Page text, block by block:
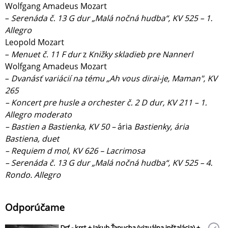
Wolfgang Amadeus Mozart
– Serenáda č. 13 G dur „Malá nočná hudba“, KV 525 – 1.
Allegro
Leopold Mozart
– Menuet č. 11 F durz Knižky skladieb pre Nannerl
Wolfgang Amadeus Mozart
– Dvanásť variácií na tému „Ah vous dirai-je, Maman", KV
265
– Koncert pre husle a orchester č. 2 D dur, KV 211 – 1.
Allegro moderato
– Bastien a Bastienka, KV 50 –ária Bastienky, ária
Bastiena, duet
– Requiem d mol, KV 626 – Lacrimosa
– Serenáda č. 13 G dur „Malá nočná hudba“, KV 525 – 4.
Rondo. Allegro
Odporúčame